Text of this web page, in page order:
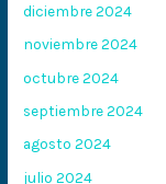
diciembre 2024
noviembre 2024
octubre 2024
septiembre 2024
agosto 2024
julio 2024